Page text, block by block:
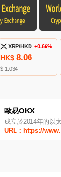
XRP/HKD +0.66%
HK$ 8.06
$ 1.034
歐易OKX
成立於2014年的以
URL：https://